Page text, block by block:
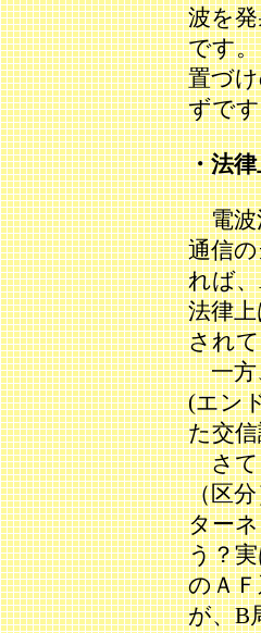
波を
です
置づ
ずで
・法
電波
通信
れば
法律
され
一方
(エン
た交
さて
（区
ター
う？
のＡ
が、B